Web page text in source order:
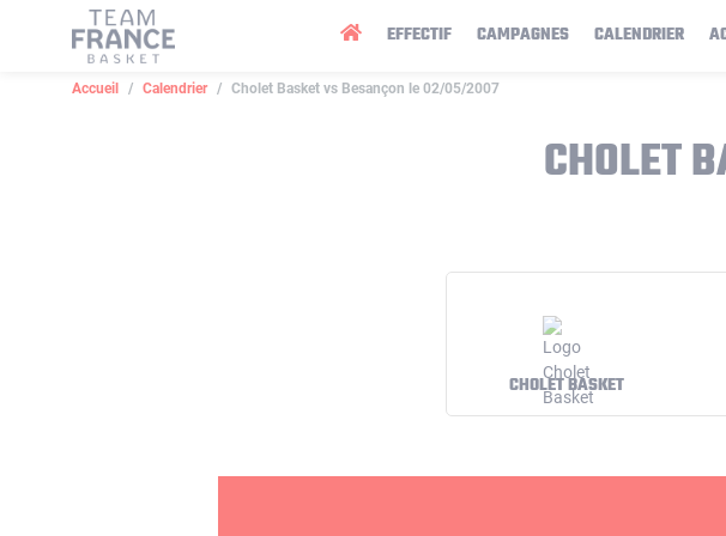
EFFECTIF CAMPAGNES CALENDRIER
Accueil Calendrier Cholet Basket vs Besançon le 02/05/2007
CHOLET
CHOLET BASKET
Panneau de gestion des cookies